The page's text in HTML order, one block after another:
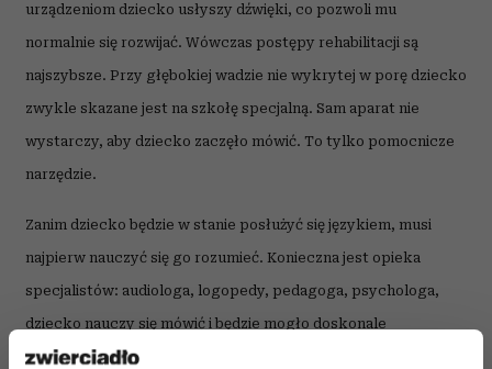
urządzeniom dziecko usłyszy dźwięki, co pozwoli mu
normalnie się rozwijać. Wówczas postępy rehabilitacji są
najszybsze. Przy głębokiej wadzie nie wykrytej w porę dziecko
zwykle skazane jest na szkołę specjalną. Sam aparat nie
wystarczy, aby dziecko zaczęło mówić. To tylko pomocnicze
narzędzie.
Zanim dziecko będzie w stanie posłużyć się językiem, musi
najpierw nauczyć się go rozumieć. Konieczna jest opieka
specjalistów: audiologa, logopedy, pedagoga, psychologa,
dziecko nauczy się mówić i będzie mogło doskonale
funkcjonować w świecie ludzi dobrze słyszących. Najczęściej